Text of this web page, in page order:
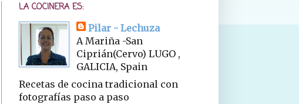
LA COCINERA ES:
Pilar - Lechuza
A Mariña -San
Ciprián(Cervo) LUGO ,
GALICIA, Spain
Recetas de cocina tradicional con
fotografías paso a paso